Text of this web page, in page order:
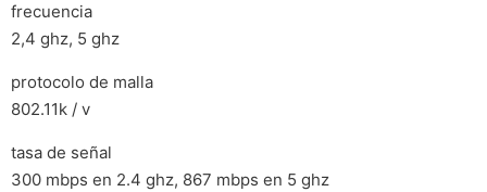
frecuencia
2,4 ghz, 5 ghz
protocolo de malla
802.11k / v
tasa de señal
300 mbps en 2.4 ghz, 867 mbps en 5 ghz